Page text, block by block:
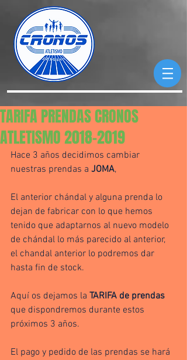
TARIFA PRENDAS CRONOS
ATLETISMO 2018-2019
Hace 3 años decidimos cambiar
nuestras prendas a JOMA,
El anterior chándal y alguna prenda lo
dejan de fabricar con lo que hemos
tenido que adaptarnos al nuevo modelo
de chándal lo más parecido al anterior,
el chandal anterior lo podremos dar
hasta fin de stock.
Aquí os dejamos la TARIFA de prendas
que dispondremos durante estos
próximos 3 años.
El pago y pedido de las prendas se hará